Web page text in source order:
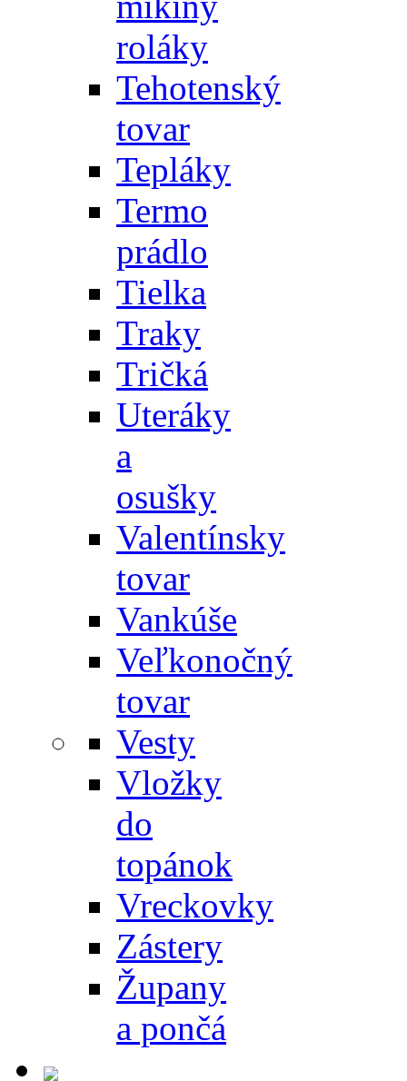
roláky
Tehotenský
tovar
Tepláky
Termo
prádlo
Tielka
Traky
Tričká
Uteráky
a
osušky
Valentínsky
tovar
Vankúše
Veľkonočný
tovar
Vesty
Vložky
do
topánok
Vreckovky
Zástery
Župany
a pončá